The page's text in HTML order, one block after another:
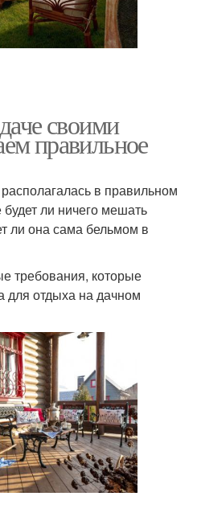
своими
правильное
в правильном
будет ли ничего мешать
ли она сама бельмом в
требования, которые
для отдыха на дачном